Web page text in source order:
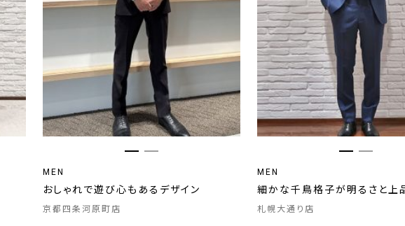
MEN
おしゃれで遊び心もあるデザイン
京都四条河原町店
MEN
細かな千鳥格子が明るさと上
札幌大通り店